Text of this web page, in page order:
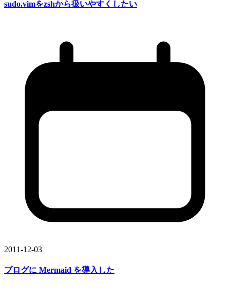
sudo.vimをzshから扱いやすく したい
2011-12-03
ブログに Mermaid を導入した